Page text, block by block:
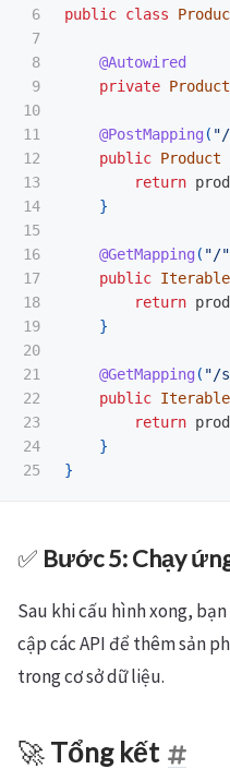
6
7
8
9
10
11
12
13
14
15
16
17
18
19
20
21
22
23
24
public class
@Autowired
private
@PostMapping (
public Product
return
}
@GetMapping ( "/"
public Iterable
return
}
@GetMapping ( "/
public Iterable
return
}
}
✅ Bước 5: Chạy
Sau khi cấu hình xong,
cập các API để thêm sản
trong cơ sở dữ liệu.
🚀 Tổng kết